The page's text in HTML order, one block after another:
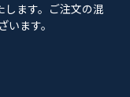
します。ご注文の混
ます。